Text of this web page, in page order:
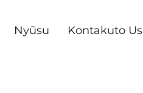
Nyūsu Kontakuto Us